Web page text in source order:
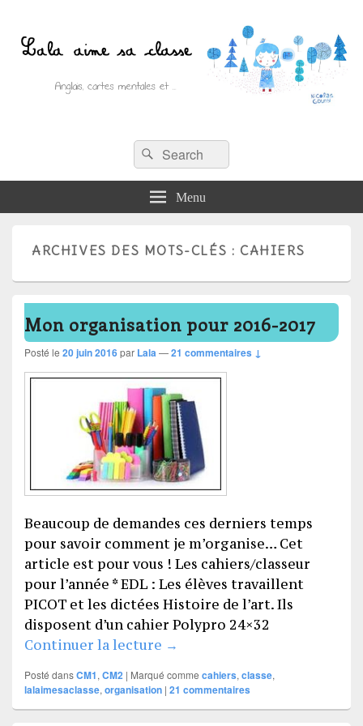
Lala aime sa classe
Anglais, cartes mentales et ….Recherche :
Rechercher
Menu
ARCHIVES DES MOTS-CLÉS : CAHIERS
Mon organisation pour 2016-2017
Posté le 20 juin 2016par Lala—21 commentaires ↓
Beaucoup de demandes ces derniers temps
pour savoir comment je m’organise… Cet
article est pour vous ! Les cahiers/classeur
pour l’année * EDL : Les élèves travaillent
PICOT et les dictées Histoire de l’art. Ils
disposent d’un cahier Polypro 24×32
Continuer la lecture Mon organisation pour
→
Posté dansCM1,CM2 | Marqué comme cahiers,classe,
lalaimesaclasse,organisation | 21 commentaires